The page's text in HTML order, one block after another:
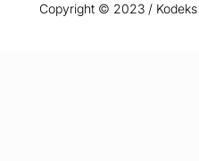
Copyright © 2023 /